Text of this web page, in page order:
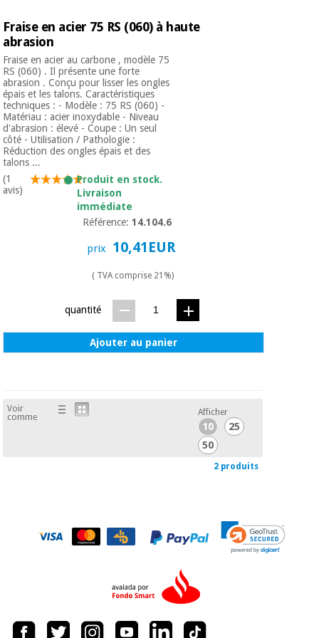
Orthopédie
Instruments
chirurgicaux
(déstockage)
Fraise en acier 75 RS (060) à haute
abrasion
Fraise en acier au carbone , modèle 75
RS (060) . Il présente une forte
abrasion . Conçu pour lisser les ongles
épais et les talons. Caractéristiques
techniques : - Modèle : 75 RS (060) -
Matériau : acier inoxydable - Niveau
d'abrasion : élevé - Coupe : Un seul
côté - Utilisation / Pathologie :
Réduction des ongles épais et des
talons ...
(1
avis)
Produit en stock.
Livraison
immédiate
Référence:14.104.6
prix 10,41EUR
( TVA comprise 21%)
quantité
Ajouter au panier
Voir
comme
Afficher
10
25
50
2 produits